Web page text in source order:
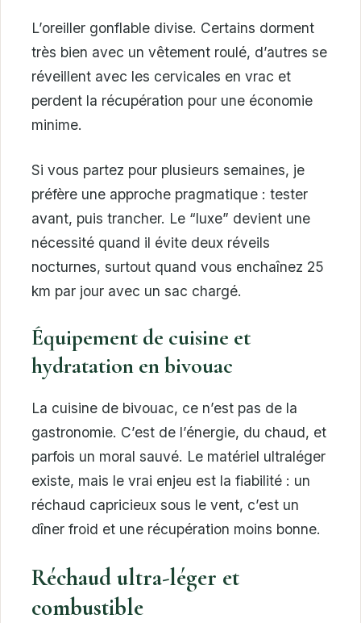
L’oreiller gonflable divise. Certains dorment
très bien avec un vêtement roulé, d’autres se
réveillent avec les cervicales en vrac et
perdent la récupération pour une économie
minime.
Si vous partez pour plusieurs semaines, je
préfère une approche pragmatique : tester
avant, puis trancher. Le “luxe” devient une
nécessité quand il évite deux réveils
nocturnes, surtout quand vous enchaînez 25
km par jour avec un sac chargé.
Équipement de cuisine et
hydratation en bivouac
La cuisine de bivouac, ce n’est pas de la
gastronomie. C’est de l’énergie, du chaud, et
parfois un moral sauvé. Le matériel ultraléger
existe, mais le vrai enjeu est la fiabilité : un
réchaud capricieux sous le vent, c’est un
dîner froid et une récupération moins bonne.
Réchaud ultra-léger et
combustible